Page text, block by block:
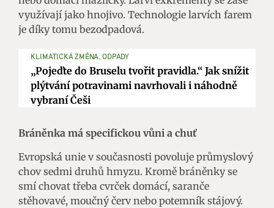
využívají jako hnojivo. Technologie larvích farem
je díky tomu bezodpadová.
KLIMATICKÁ ZMĚNA, ODPADY
„Pojeďte do Bruselu tvořit pravidla.“ Jak snížit
plýtvání potravinami navrhovali i náhodně
vybraní Češi
Bráněnka má specifickou vůni a chuť
Evropská unie v současnosti povoluje průmyslový
chov sedmi druhů hmyzu. Kromě bráněnky se
smí chovat třeba cvrček domácí, saranče
stěhovavé, moučný červ nebo potemník stájový.